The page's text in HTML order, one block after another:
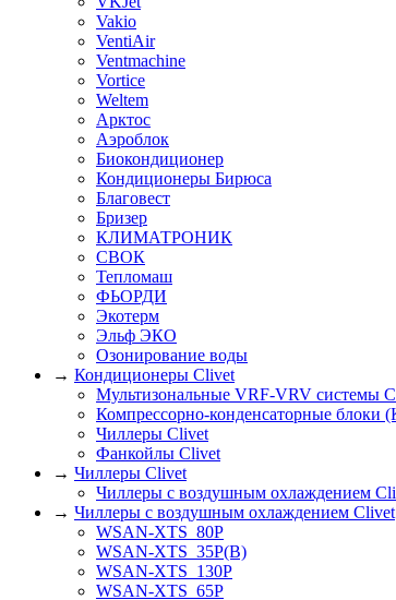
Vakio
VentiAir
Ventmachine
Vortice
Weltem
Арктос
Аэроблок
Биокондиционер
Кондиционеры Бирюса
Благовест
Бризер
КЛИМАТРОНИК
СВОК
Тепломаш
ФЬОРДИ
Экотерм
Эльф ЭКО
Озонирование воды
→ Кондиционеры Clivet
Мультизональные VRF-VRV системы
Компрессорно-конденсаторные блоки
Чиллеры Clivet
Фанкойлы Clivet
→ Чиллеры Clivet
Чиллеры с воздушным охлаждением
→ Чиллеры с воздушным охлаждением Clivet
WSAN-XTS_80P
WSAN-XTS_35P(B)
WSAN-XTS_130P
WSAN-XTS_65P